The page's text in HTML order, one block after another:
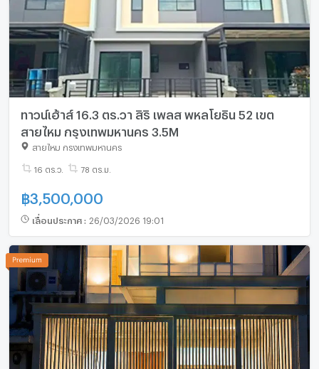
ทาวน์เฮ้าส์ 16.3 ตร.วา สิริ เพลส พหลโยธิน 52 เขต
สายไหม กรุงเทพมหานคร 3.5M
สายไหม กรุงเทพมหานคร
16 ตร.ว. 78 ตร.ม.
฿3,500,000
เลื่อนประกาศ : 26/03/2026 19:01